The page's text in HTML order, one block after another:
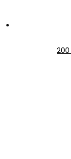
200